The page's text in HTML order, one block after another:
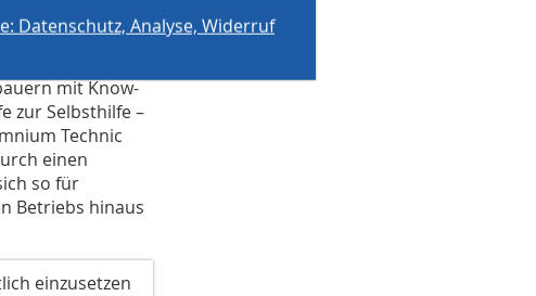
quasi per
Stand
mit Know-
zur Selbsthilfe –
Technic
einen
so für
Betriebs hinaus
einzusetzen
Datenschutz, Analyse, Widerruf